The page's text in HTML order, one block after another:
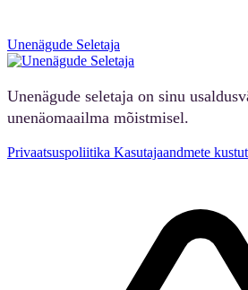
Unenägude Seletaja
Unenägude seletaja on sinu
unenäomaailma mõistmisel.
Privaatsuspoliitika Kasutajaandmete